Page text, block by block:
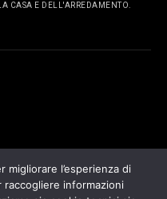
CASA E DELL'ARREDAMENTO.
l’esperienza di
informazioni